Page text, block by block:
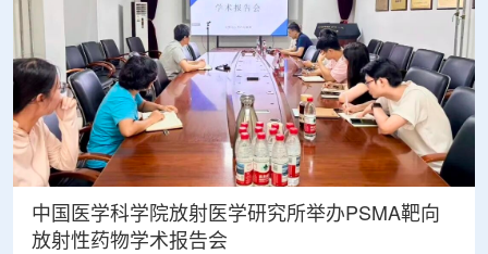
中国医学科学院放射医学研究所举办PSMA靶向
放射性药物学术报告会